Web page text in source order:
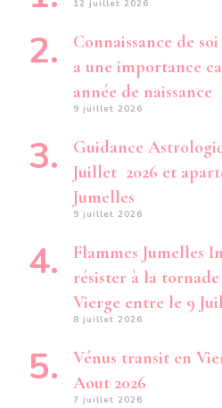
12 juillet 2026
Connaissance de
a une importance
année de naissance
9 juillet 2026
Guidance
Juillet 2026 et
Jumelles
9 juillet 2026
Flammes Jumelles
résister à la
Vierge entre le 9
8 juillet 2026
Vénus transit en
Aout 2026
7 juillet 2026